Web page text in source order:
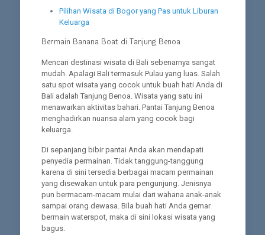
Pilihan Wisata di Bogor yang Pas untuk Liburan
Keluarga
Bermain Banana Boat di Tanjung Benoa
Mencari destinasi wisata di Bali sebenarnya sangat
mudah. Apalagi Bali termasuk Pulau yang luas. Salah
satu spot wisata yang cocok untuk buah hati Anda di
Bali adalah Tanjung Benoa. Wisata yang satu ini
menawarkan aktivitas bahari. Pantai Tanjung Benoa
menghadirkan nuansa alam yang cocok bagi
keluarga.
Di sepanjang bibir pantai Anda akan mendapati
penyedia permainan. Tidak tanggung-tanggung
karena di sini tersedia berbagai macam permainan
yang disewakan untuk para pengunjung. Jenisnya
pun bermacam-macam mulai dari wahana anak-anak
sampai orang dewasa. Bila buah hati Anda gemar
bermain waterspot, maka di sini lokasi wisata yang
bagus.